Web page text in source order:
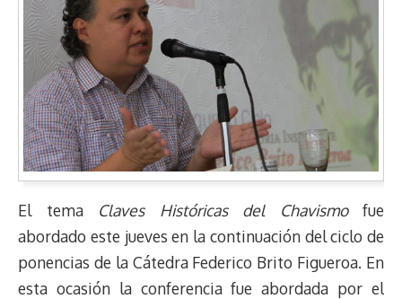
El tema Claves Históricas del Chavismofue
abordado este jueves en la continuación del ciclo de
ponencias de la Cátedra Federico Brito Figueroa. En
esta ocasión la conferencia fue abordada por el